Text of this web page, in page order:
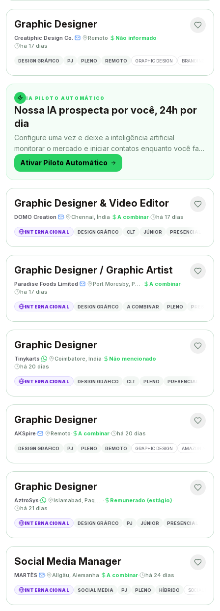
Graphic Designer
Creatiphic Design Co.· · Remoto· Não informado·
há 17 dias
DESIGN GRÁFICO PJ PLENO REMOTO GRAPHIC DESIGN BRANDING
IA PILOTO AUTOMÁTICO
Nossa IA prospecta por você, 24h por
dia
Configure uma vez e deixe a inteligência artificial
monitorar o mercado e iniciar contatos enquanto você faz
outra coisa.
Ativar Piloto Automático
Graphic Designer & Video Editor
DOMO Creation· · Chennai, Índia· A combinar· há 17 dias
INTERNACIONAL DESIGN GRÁFICO CLT JÚNIOR PRESENCIAL
Graphic Designer / Graphic Artist
Paradise Foods Limited· · Port Moresby, Papua Nova Guiné · A combinar·
há 17 dias
INTERNACIONAL DESIGN GRÁFICO A COMBINAR PLENO
Graphic Designer
Tinykarts· · Coimbatore, Índia· Não mencionado·
há 20 dias
INTERNACIONAL DESIGN GRÁFICO CLT PLENO PRESENCIAL
Graphic Designer
AKSpire· · Remoto· A combinar· há 20 dias
DESIGN GRÁFICO PJ PLENO REMOTO GRAPHIC DESIGN AMAZON A+
Graphic Designer
AztroSys· · Islamabad, Paquistão · Remunerado (estágio)·
há 21 dias
INTERNACIONAL DESIGN GRÁFICO PJ JÚNIOR PRESENCIAL
Social Media Manager
MARTÈS· · Allgäu, Alemanha· A combinar· há 24 dias
INTERNACIONAL SOCIAL MEDIA PJ PLENO HÍBRIDO SOCIAL MEDIA